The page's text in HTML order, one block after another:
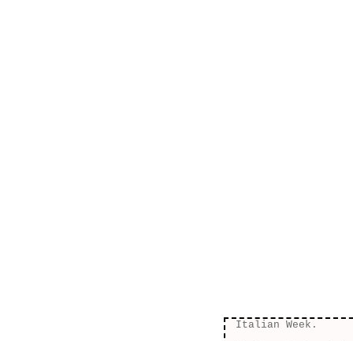
Italian Week.